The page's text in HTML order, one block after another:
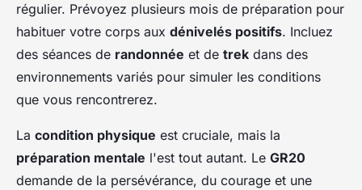
régulier. Prévoyez plusieurs mois de préparation pour
habituer votre corps aux dénivelés positifs. Incluez
des séances de randonnée et de trek dans des
environnements variés pour simuler les conditions
que vous rencontrerez.
La condition physique est cruciale, mais la
préparation mentale l'est tout autant. Le GR20
demande de la persévérance, du courage et une